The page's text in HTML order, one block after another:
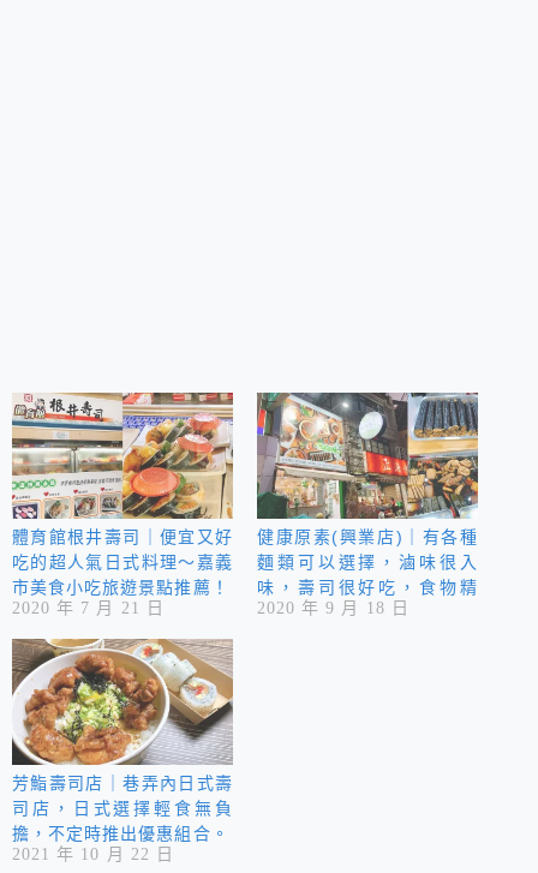
體育館根井壽司｜便宜又好
吃的超人氣日式料理～嘉義
市美食小吃旅遊景點推薦！
2020 年 7 月 21 日
健康原素(興業店)｜有各種
麵類可以選擇，滷味很入
味，壽司很好吃，食物精
緻。餐廳乾淨，用餐環境舒
2020 年 9 月 18 日
芳鮨壽司店｜巷弄內日式壽
司店，日式選擇輕食無負
擔，不定時推出優惠組合。
2021 年 10 月 22 日